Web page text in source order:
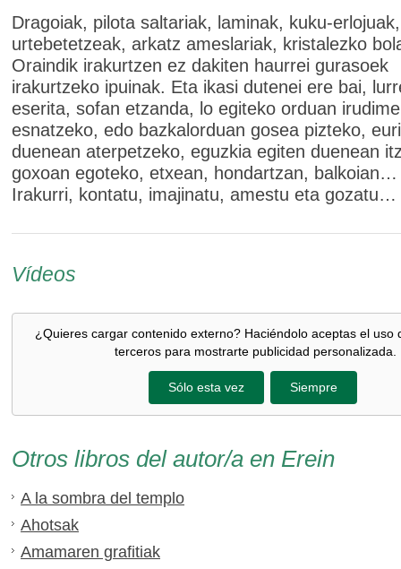
Dragoiak, pilota saltariak, laminak, kuku-
urtebetetzeak, arkatz ameslariak, kristalezko
Oraindik irakurtzen ez dakiten haurrei gurasoek
irakurtzeko ipuinak. Eta ikasi dutenei ere bai,
eserita, sofan etzanda, lo egiteko orduan
esnatzeko, edo bazkalorduan gosea pizteko,
duenean aterpetzeko, eguzkia egiten duenean
goxoan egoteko, etxean, hondartzan, balkoian…
Irakurri, kontatu, imajinatu, amestu eta gozatu…
Vídeos
¿Quieres cargar contenido externo? Haciéndolo aceptas el uso
terceros para mostrarte publicidad personalizada.
Sólo esta vez Siempre
Otros libros del autor/a en Erein
A la sombra del templo
Ahotsak
Amamaren grafitiak